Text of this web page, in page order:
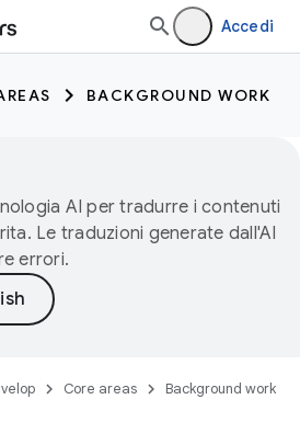
Accedi
BACKGROUND WORK
AI per tradurre i contenuti
Le traduzioni generate dall'AI
errori.
Core areas
Background work